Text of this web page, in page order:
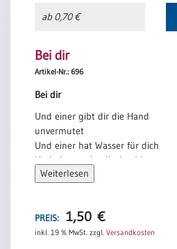
ab 0,70 €
Bei dir
Artikel-Nr.: 696
Bei dir
Und einer gibt dir die Hand
unvermutet
Und einer hat Wasser für dich
Und einer weist dir den Weg
Und einer ist bei dir
Bettine Reichelt
Weiterlesen
PREIS: 1,50 €
inkl. 19 % MwSt. zzgl. Versandkosten